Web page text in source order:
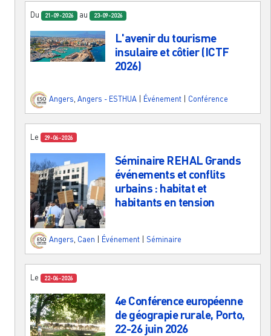
Du 21-09-2026 au 23-09-2026
L'avenir du tourisme
insulaire et côtier (ICTF
2026)
Angers Angers - ESTHUA Événement Conférence
Le 29-06-2026
Séminaire REHAL Grands
événements et conflits
urbains : habitat et
habitants en tension
Angers Caen Événement Séminaire
Le 22-06-2026
4e Conférence européenne
de géograpie rurale, Porto,
22-26 juin 2026